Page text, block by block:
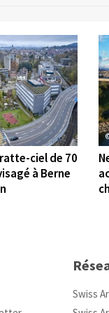
ciel de 70
à Berne
Swiss